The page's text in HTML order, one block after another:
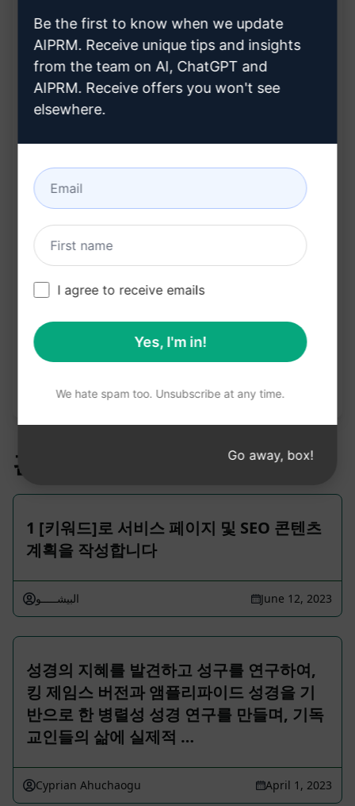
성
빠르고 쉬운 방법으로 제품 리뷰 블로그 게시물 작
성 가능
SEO 요구 사항을 충족하면서 제품에 대한 상세한
전문적인 제품 리뷰 작성 능력을 보여주며 시간을
절약하여 블로거에게 유익함
Claude 사용해 보기 ChatGPT 체험하기
프롬프트 통계
1,489 0 900
참고: 앞의 설명은 정확성을 검토하지 않았습니다. 생
설치하여 프롬프트를 사용해 보는 것이 좋습니다.
관련 프롬프트
1 [키워드]로 서비스 페이지 및 SEO 콘텐츠
계획을 작성합니다
البيشـــــو June 12, 2023
성경의 지혜를 발견하고 성구를 연구하여,
킹 제임스 버전과 앰플리파이드 성경을 기
반으로 한 병렬성 성경 연구를 만들며, 기독
교인들의 삶에 실제적 …
Cyprian Ahuchaogu April 1, 2023
Be the first to know when we update
AIPRM. Receive unique tips and insights
from the team on AI, ChatGPT and
AIPRM. Receive offers you won't see
elsewhere.
I agree to receive emails
Yes, I'm in!
We hate spam too. Unsubscribe at any time.
Go away, box!